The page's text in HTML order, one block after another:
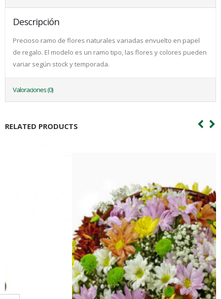
Descripción
Precioso ramo de flores naturales variadas envuelto en papel
de regalo. El modelo es un ramo tipo, las flores y colores pueden
variar según stock y temporada.
Valoraciones (0)
RELATED PRODUCTS